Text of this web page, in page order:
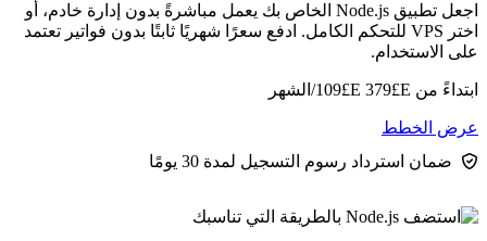
اجعل تطبيق Node.js الخاص بك يعمل مباشرةً بدون إدارة خادم، أو
اختر VPS للتحكم الكامل. ادفع سعرًا شهريًا ثابتًا بدون فواتير تعتمد
على الاستخدام.
ابتداءً من E£⁦379⁩
E£
109/الشهر
عرض الخطط
ضمان استرداد رسوم التسجيل لمدة 30 يومًا